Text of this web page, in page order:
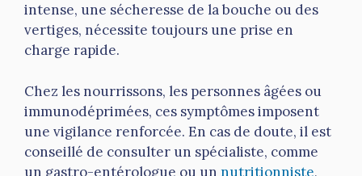
intense, une sécheresse de la bouche ou des
vertiges, nécessite toujours une prise en
charge rapide.
Chez les nourrissons, les personnes âgées ou
immunodéprimées, ces symptômes imposent
une vigilance renforcée. En cas de doute, il est
conseillé de consulter un spécialiste, comme
un gastro-entérologue ou un nutritionniste,